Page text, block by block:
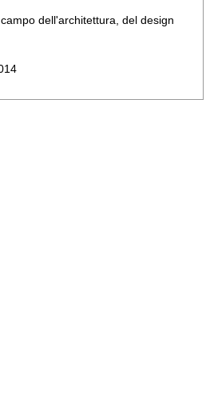
dell'architettura, del design